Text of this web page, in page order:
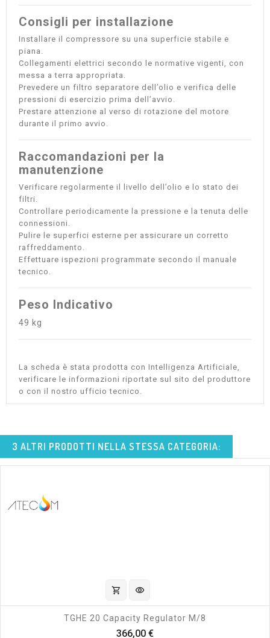
Consigli per installazione
Installare il compressore su una superficie stabile e
piana.
Collegamenti elettrici secondo le normative vigenti, con
messa a terra appropriata.
Prevedere un filtro separatore dell’olio e verifica delle
pressioni di esercizio prima dell’avvio.
Prestare attenzione al verso di rotazione del motore
durante il primo avvio.
Raccomandazioni per la
manutenzione
Verificare regolarmente il livello dell’olio e lo stato dei
filtri.
Controllare periodicamente la pressione e la tenuta delle
connessioni.
Pulire le superfici esterne per assicurare un corretto
raffreddamento.
Effettuare ispezioni programmate secondo il manuale
tecnico.
Peso Indicativo
49 kg
La scheda è stata prodotta con Intelligenza Artificiale,
verificare le informazioni riportate sul sito del produttore
o con il nostro ufficio tecnico.
3 ALTRI PRODOTTI NELLA STESSA CATEGORIA:
shopping_cart visibility
TGHE 20 Capacity Regulator M/8
366,00 €Prezzo